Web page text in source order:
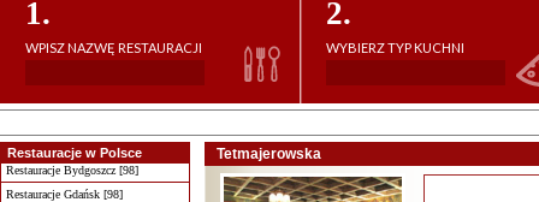
1.
WPISZ NAZWĘ RESTAURACJI
2.
WYBIERZ TYP KUCHNI
Restauracje w Polsce
Restauracje Bydgoszcz [98]
Restauracje Gdańsk [98]
Tetmajerowska